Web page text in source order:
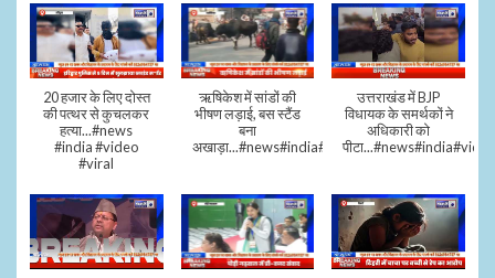
20 हजार के लिए दोस्त
की पत्थर से कुचलकर
हत्या...#news
#india #video
#viral
ऋषिकेश में सांडों की
भीषण लड़ाई, बस स्टैंड
बना
अखाड़ा...#news#india#video#viral
उत्तराखंड में BJP
विधायक के समर्थकों ने
अधिकारी को